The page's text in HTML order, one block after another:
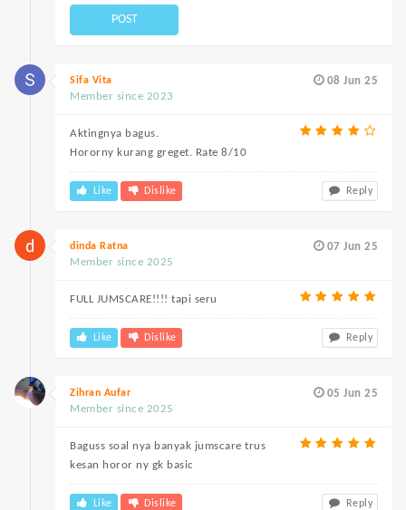
POST
08 Jun 25
Sifa Vita
Member since 2023
Aktingnya bagus.
Hororny kurang greget. Rate 8/10
Like Dislike Reply
07 Jun 25
dinda Ratna
Member since 2025
FULL JUMSCARE!!!! tapi seru
Like Dislike Reply
05 Jun 25
Zihran Aufar
Member since 2025
Baguss soal nya banyak jumscare trus
kesan horor ny gk basic
Like Dislike Reply